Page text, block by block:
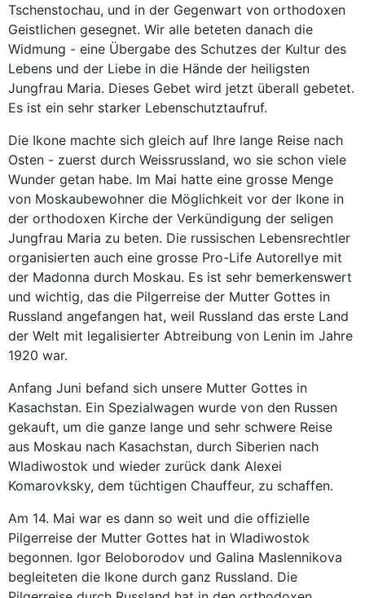
Tschenstochau, und in der Gegenwart von orthodoxen
Geistlichen gesegnet. Wir alle beteten danach die
Widmung - eine Übergabe des Schutzes der Kultur des
Lebens und der Liebe in die Hände der heiligsten
Jungfrau Maria. Dieses Gebet wird jetzt überall gebetet.
Es ist ein sehr starker Lebenschutztaufruf.
Die Ikone machte sich gleich auf Ihre lange Reise nach
Osten - zuerst durch Weissrussland, wo sie schon viele
Wunder getan habe. Im Mai hatte eine grosse Menge
von Moskaubewohner die Möglichkeit vor der Ikone in
der orthodoxen Kirche der Verkündigung der seligen
Jungfrau Maria zu beten. Die russischen Lebensrechtler
organisierten auch eine grosse Pro-Life Autorellye mit
der Madonna durch Moskau. Es ist sehr bemerkenswert
und wichtig, das die Pilgerreise der Mutter Gottes in
Russland angefangen hat, weil Russland das erste Land
der Welt mit legalisierter Abtreibung von Lenin im Jahre
1920 war.
Anfang Juni befand sich unsere Mutter Gottes in
Kasachstan. Ein Spezialwagen wurde von den Russen
gekauft, um die ganze lange und sehr schwere Reise
aus Moskau nach Kasachstan, durch Siberien nach
Wladiwostok und wieder zurück dank Alexei
Komarovksky, dem tüchtigen Chauffeur, zu schaffen.
Am 14. Mai war es dann so weit und die offizielle
Pilgerreise der Mutter Gottes hat in Wladiwostok
begonnen. Igor Beloborodov und Galina Maslennikova
begleiteten die Ikone durch ganz Russland. Die